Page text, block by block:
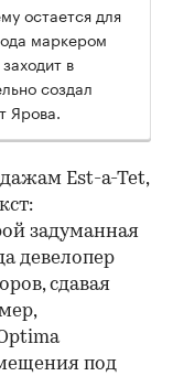
остается для
маркером
в
создал
Ярова.
Est-a-Tet,
задуманная
девелопер
сдавая
под